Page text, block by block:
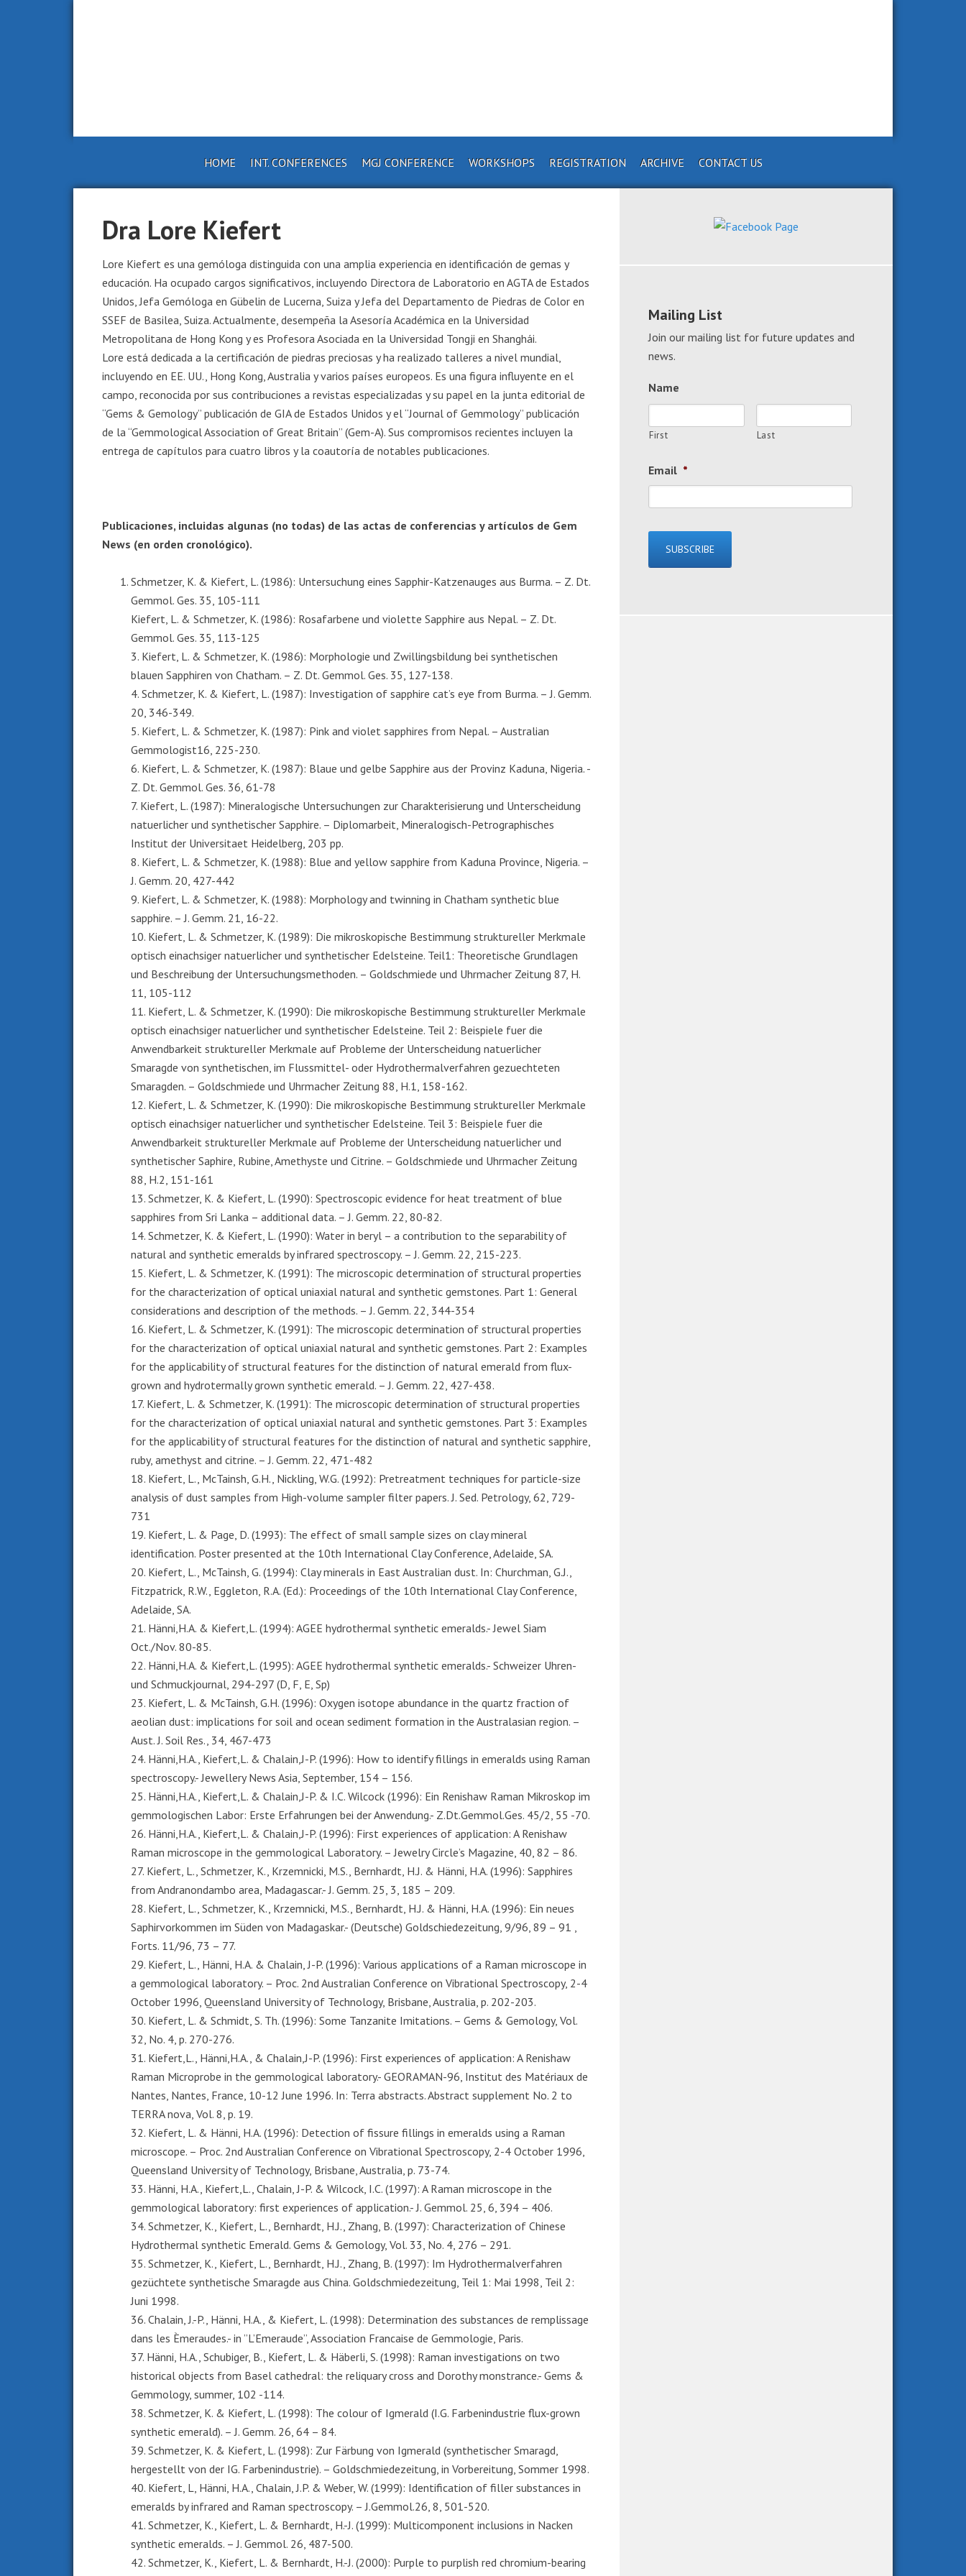
HOME INT. CONFERENCES MGJ CONFERENCE WORKSHOPS REGISTRATION ARCHIVE CONTACT US
Dra Lore Kiefert
Lore Kiefert es una gemóloga distinguida con una amplia experiencia en identificación de gemas y
educación. Ha ocupado cargos significativos, incluyendo Directora de Laboratorio en AGTA de Estados
Unidos, Jefa Gemóloga en Gübelin de Lucerna, Suiza y Jefa del Departamento de Piedras de Color en
SSEF de Basilea, Suiza. Actualmente, desempeña la Asesoría Académica en la Universidad
Metropolitana de Hong Kong y es Profesora Asociada en la Universidad Tongji en Shanghái.
Lore está dedicada a la certificación de piedras preciosas y ha realizado talleres a nivel mundial,
incluyendo en EE. UU., Hong Kong, Australia y varios países europeos. Es una figura influyente en el
campo, reconocida por sus contribuciones a revistas especializadas y su papel en la junta editorial de
“Gems & Gemology” publicación de GIA de Estados Unidos y el “Journal of Gemmology” publicación
de la “Gemmological Association of Great Britain” (Gem-A). Sus compromisos recientes incluyen la
entrega de capítulos para cuatro libros y la coautoría de notables publicaciones.
Publicaciones, incluidas algunas (no todas) de las actas de conferencias y artículos de Gem
News (en orden cronológico).
Schmetzer, K. & Kiefert, L. (1986): Untersuchung eines Sapphir-Katzenauges aus Burma. – Z. Dt.
Gemmol. Ges. 35, 105-111
Kiefert, L. & Schmetzer, K. (1986): Rosafarbene und violette Sapphire aus Nepal. – Z. Dt.
Gemmol. Ges. 35, 113-125
3. Kiefert, L. & Schmetzer, K. (1986): Morphologie und Zwillingsbildung bei synthetischen
blauen Sapphiren von Chatham. – Z. Dt. Gemmol. Ges. 35, 127-138.
4. Schmetzer, K. & Kiefert, L. (1987): Investigation of sapphire cat’s eye from Burma. – J. Gemm.
20, 346-349.
5. Kiefert, L. & Schmetzer, K. (1987): Pink and violet sapphires from Nepal. – Australian
Gemmologist16, 225-230.
6. Kiefert, L. & Schmetzer, K. (1987): Blaue und gelbe Sapphire aus der Provinz Kaduna, Nigeria. -
Z. Dt. Gemmol. Ges. 36, 61-78
7. Kiefert, L. (1987): Mineralogische Untersuchungen zur Charakterisierung und Unterscheidung
natuerlicher und synthetischer Sapphire. – Diplomarbeit, Mineralogisch-Petrographisches
Institut der Universitaet Heidelberg, 203 pp.
8. Kiefert, L. & Schmetzer, K. (1988): Blue and yellow sapphire from Kaduna Province, Nigeria. –
J. Gemm. 20, 427-442
9. Kiefert, L. & Schmetzer, K. (1988): Morphology and twinning in Chatham synthetic blue
sapphire. – J. Gemm. 21, 16-22.
10. Kiefert, L. & Schmetzer, K. (1989): Die mikroskopische Bestimmung struktureller Merkmale
optisch einachsiger natuerlicher und synthetischer Edelsteine. Teil1: Theoretische Grundlagen
und Beschreibung der Untersuchungsmethoden. – Goldschmiede und Uhrmacher Zeitung 87, H.
11, 105-112
11. Kiefert, L. & Schmetzer, K. (1990): Die mikroskopische Bestimmung struktureller Merkmale
optisch einachsiger natuerlicher und synthetischer Edelsteine. Teil 2: Beispiele fuer die
Anwendbarkeit struktureller Merkmale auf Probleme der Unterscheidung natuerlicher
Smaragde von synthetischen, im Flussmittel- oder Hydrothermalverfahren gezuechteten
Smaragden. – Goldschmiede und Uhrmacher Zeitung 88, H.1, 158-162.
12. Kiefert, L. & Schmetzer, K. (1990): Die mikroskopische Bestimmung struktureller Merkmale
optisch einachsiger natuerlicher und synthetischer Edelsteine. Teil 3: Beispiele fuer die
Anwendbarkeit struktureller Merkmale auf Probleme der Unterscheidung natuerlicher und
synthetischer Saphire, Rubine, Amethyste und Citrine. – Goldschmiede und Uhrmacher Zeitung
88, H.2, 151-161
13. Schmetzer, K. & Kiefert, L. (1990): Spectroscopic evidence for heat treatment of blue
sapphires from Sri Lanka – additional data. – J. Gemm. 22, 80-82.
14. Schmetzer, K. & Kiefert, L. (1990): Water in beryl – a contribution to the separability of
natural and synthetic emeralds by infrared spectroscopy. – J. Gemm. 22, 215-223.
15. Kiefert, L. & Schmetzer, K. (1991): The microscopic determination of structural properties
for the characterization of optical uniaxial natural and synthetic gemstones. Part 1: General
considerations and description of the methods. – J. Gemm. 22, 344-354
16. Kiefert, L. & Schmetzer, K. (1991): The microscopic determination of structural properties
for the characterization of optical uniaxial natural and synthetic gemstones. Part 2: Examples
for the applicability of structural features for the distinction of natural emerald from flux-
grown and hydrotermally grown synthetic emerald. – J. Gemm. 22, 427-438.
17. Kiefert, L. & Schmetzer, K. (1991): The microscopic determination of structural properties
for the characterization of optical uniaxial natural and synthetic gemstones. Part 3: Examples
for the applicability of structural features for the distinction of natural and synthetic sapphire,
ruby, amethyst and citrine. – J. Gemm. 22, 471-482
18. Kiefert, L., McTainsh, G.H., Nickling, W.G. (1992): Pretreatment techniques for particle-size
analysis of dust samples from High-volume sampler filter papers. J. Sed. Petrology, 62, 729-
731
19. Kiefert, L. & Page, D. (1993): The effect of small sample sizes on clay mineral
identification. Poster presented at the 10th International Clay Conference, Adelaide, SA.
20. Kiefert, L., McTainsh, G. (1994): Clay minerals in East Australian dust. In: Churchman, G.J.,
Fitzpatrick, R.W., Eggleton, R.A. (Ed.): Proceedings of the 10th International Clay Conference,
Adelaide, SA.
21. Hänni,H.A. & Kiefert,L. (1994): AGEE hydrothermal synthetic emeralds.- Jewel Siam
Oct./Nov. 80-85.
22. Hänni,H.A. & Kiefert,L. (1995): AGEE hydrothermal synthetic emeralds.- Schweizer Uhren-
und Schmuckjournal, 294-297 (D, F, E, Sp)
23. Kiefert, L. & McTainsh, G.H. (1996): Oxygen isotope abundance in the quartz fraction of
aeolian dust: implications for soil and ocean sediment formation in the Australasian region. –
Aust. J. Soil Res., 34, 467-473
24. Hänni,H.A., Kiefert,L. & Chalain,J-P. (1996): How to identify fillings in emeralds using Raman
spectroscopy.- Jewellery News Asia, September, 154 – 156.
25. Hänni,H.A., Kiefert,L. & Chalain,J-P. & I.C. Wilcock (1996): Ein Renishaw Raman Mikroskop im
gemmologischen Labor: Erste Erfahrungen bei der Anwendung.- Z.Dt.Gemmol.Ges. 45/2, 55 -70.
26. Hänni,H.A., Kiefert,L. & Chalain,J-P. (1996): First experiences of application: A Renishaw
Raman microscope in the gemmological Laboratory. – Jewelry Circle’s Magazine, 40, 82 – 86.
27. Kiefert, L., Schmetzer, K., Krzemnicki, M.S., Bernhardt, H.J. & Hänni, H.A. (1996): Sapphires
from Andranondambo area, Madagascar.- J. Gemm. 25, 3, 185 – 209.
28. Kiefert, L., Schmetzer, K., Krzemnicki, M.S., Bernhardt, H.J. & Hänni, H.A. (1996): Ein neues
Saphirvorkommen im Süden von Madagaskar.- (Deutsche) Goldschiedezeitung, 9/96, 89 – 91 ,
Forts. 11/96, 73 – 77.
29. Kiefert, L., Hänni, H.A. & Chalain, J-P. (1996): Various applications of a Raman microscope in
a gemmological laboratory. – Proc. 2nd Australian Conference on Vibrational Spectroscopy, 2-4
October 1996, Queensland University of Technology, Brisbane, Australia, p. 202-203.
30. Kiefert, L. & Schmidt, S. Th. (1996): Some Tanzanite Imitations. – Gems & Gemology, Vol.
32, No. 4, p. 270-276.
31. Kiefert,L., Hänni,H.A., & Chalain,J-P. (1996): First experiences of application: A Renishaw
Raman Microprobe in the gemmological laboratory.- GEORAMAN-96, Institut des Matériaux de
Nantes, Nantes, France, 10-12 June 1996. In: Terra abstracts. Abstract supplement No. 2 to
TERRA nova, Vol. 8, p. 19.
32. Kiefert, L. & Hänni, H.A. (1996): Detection of fissure fillings in emeralds using a Raman
microscope. – Proc. 2nd Australian Conference on Vibrational Spectroscopy, 2-4 October 1996,
Queensland University of Technology, Brisbane, Australia, p. 73-74.
33. Hänni, H.A., Kiefert,L., Chalain, J-P. & Wilcock, I.C. (1997): A Raman microscope in the
gemmological laboratory: first experiences of application.- J. Gemmol. 25, 6, 394 – 406.
34. Schmetzer, K., Kiefert, L., Bernhardt, H.J., Zhang, B. (1997): Characterization of Chinese
Hydrothermal synthetic Emerald. Gems & Gemology, Vol. 33, No. 4, 276 – 291.
35. Schmetzer, K., Kiefert, L., Bernhardt, H.J., Zhang, B. (1997): Im Hydrothermalverfahren
gezüchtete synthetische Smaragde aus China. Goldschmiedezeitung, Teil 1: Mai 1998, Teil 2:
Juni 1998.
36. Chalain, J.-P., Hänni, H.A., & Kiefert, L. (1998): Determination des substances de remplissage
dans les Èmeraudes.- in ”L’Emeraude”, Association Francaise de Gemmologie, Paris.
37. Hänni, H.A., Schubiger, B., Kiefert, L. & Häberli, S. (1998): Raman investigations on two
historical objects from Basel cathedral: the reliquary cross and Dorothy monstrance.- Gems &
Gemmology, summer, 102 -114.
38. Schmetzer, K. & Kiefert, L. (1998): The colour of Igmerald (I.G. Farbenindustrie flux-grown
synthetic emerald). – J. Gemm. 26, 64 – 84.
39. Schmetzer, K. & Kiefert, L. (1998): Zur Färbung von Igmerald (synthetischer Smaragd,
hergestellt von der IG. Farbenindustrie). – Goldschmiedezeitung, in Vorbereitung, Sommer 1998.
40. Kiefert, L, Hänni, H.A., Chalain, J.P. & Weber, W. (1999): Identification of filler substances in
emeralds by infrared and Raman spectroscopy. – J.Gemmol.26, 8, 501-520.
41. Schmetzer, K., Kiefert, L. & Bernhardt, H.-J. (1999): Multicomponent inclusions in Nacken
synthetic emeralds. – J. Gemmol. 26, 487-500.
42. Schmetzer, K., Kiefert, L. & Bernhardt, H.-J. (2000): Purple to purplish red chromium-bearing
Mailing List
Join our mailing list for future updates and
news.
Name
First Last
Email *